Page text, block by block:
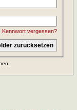
Kennwort vergessen?